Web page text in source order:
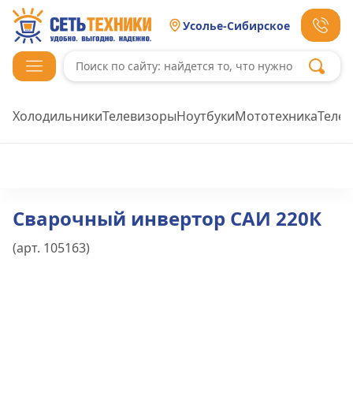
Усолье-Сибирское
ХолодильникиТелевизорыНоутбукиМототехника
Сварочный инвертор САИ 220К
(арт. 105163)